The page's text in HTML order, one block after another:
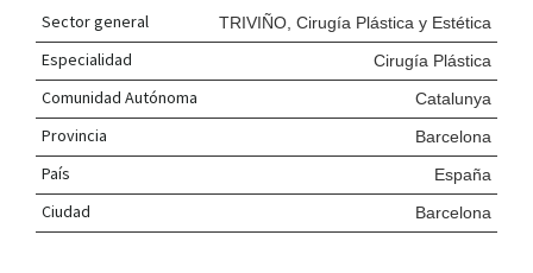
Sector general TRIVIÑO, Cirugía Plástica y Estética
Especialidad Cirugía Plástica
Comunidad Autónoma Catalunya
Provincia Barcelona
País España
Ciudad Barcelona